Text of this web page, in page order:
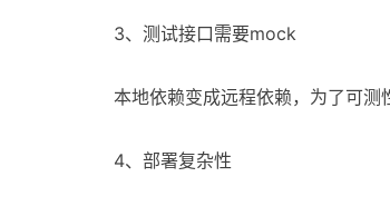
3、测试接口需要mock
本地依赖变成远程依赖，为了可测
4、部署复杂性